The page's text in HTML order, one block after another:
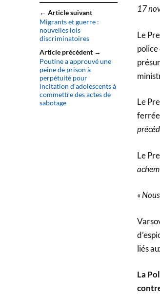
← Article suivant
Migrants et guerre :
nouvelles lois
discriminatoires
Article précédent →
Poutine a approuvé une
peine de prison à
perpétuité pour
incitation d’adolescents à
commettre des actes de
sabotage
17
Le
police
Le
Le
«
liés
La